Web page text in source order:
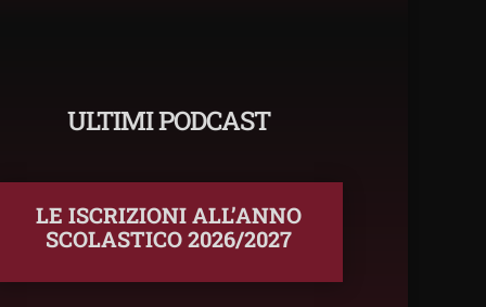
ULTIMI PODCAST
LE ISCRIZIONI ALL’ANNO
SCOLASTICO 2026/2027